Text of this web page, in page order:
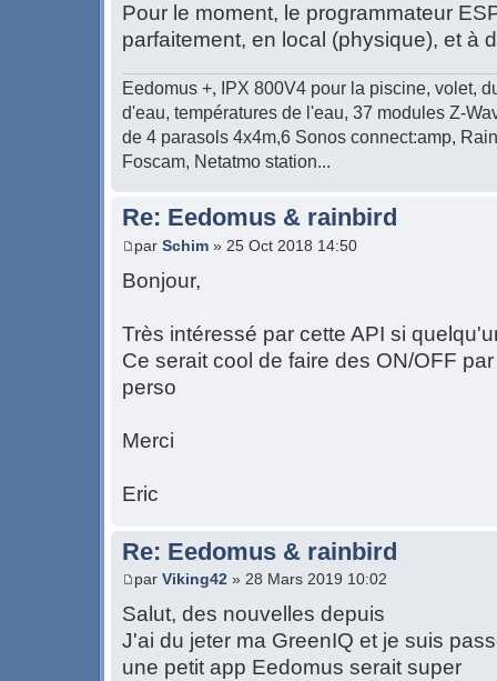
Pour le moment, le programmateur
parfaitement, en local (physique), et à
Eedomus +, IPX 800V4 pour la piscine, volet,
d'eau, températures de l'eau, 37 modules Z-
de 4 parasols 4x4m,6 Sonos connect:amp,
Foscam, Netatmo station...
Re: Eedomus & rainbird
par Schim » 25 Oct 2018 14:50
Bonjour,
Très intéressé par cette API si
Ce serait cool de faire des ON/OFF
perso
Merci
Eric
Re: Eedomus & rainbird
par Viking42 » 28 Mars 2019 10:02
Salut, des nouvelles depuis
J'ai du jeter ma GreenIQ et je suis
une petit app Eedomus serait super